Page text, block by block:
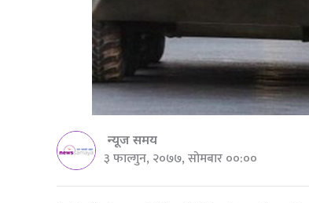
न्यूज समय
३ फाल्गुन, २०७७, सोमबार ००:००